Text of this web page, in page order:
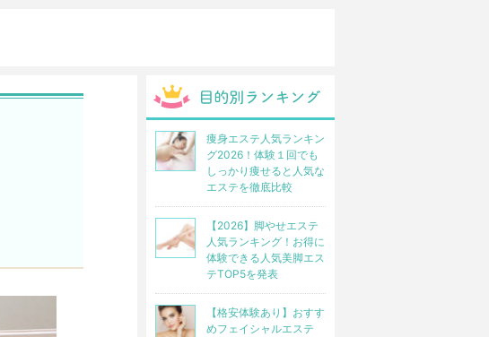
痩身エステ人気ランキン
グ2026！体験１回でも
しっかり痩せると人気な
エステを徹底比較
【2026】脚やせエステ
人気ランキング！お得に
体験できる人気美脚エス
テTOP5を発表
【格安体験あり】おすす
めフェイシャルエステ